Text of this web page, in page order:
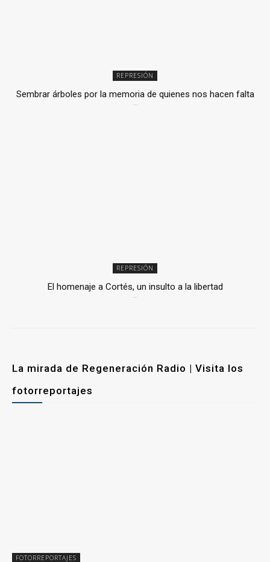
REPRESIÓN
Sembrar árboles por la memoria de quienes nos hacen falta
REPRESIÓN
El homenaje a Cortés, un insulto a la libertad
La mirada de Regeneración Radio | Visita los
fotorreportajes
FOTORREPORTAJES